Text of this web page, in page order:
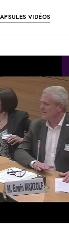
VIDÉOS